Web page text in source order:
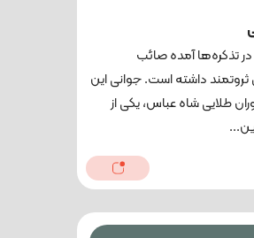
تذکره‌ها آمده صائب
ثروتمند داشته است. جوانی این
طلایی شاه عباس، یکی از